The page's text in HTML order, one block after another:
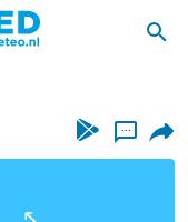
...